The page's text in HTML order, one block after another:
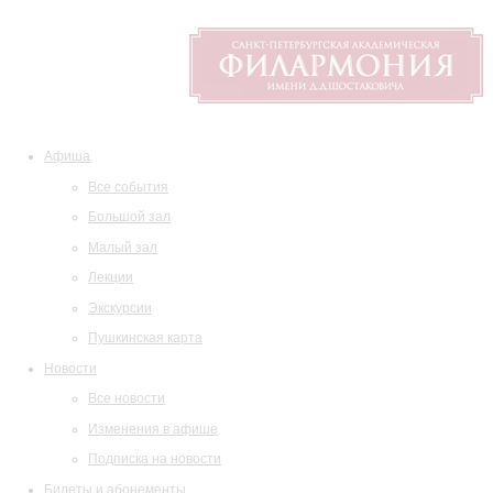
Афиша
Все события
Большой зал
Малый зал
Лекции
Экскурсии
Пушкинская карта
Новости
Все новости
Изменения в афише
Подписка на новости
Билеты и абонементы